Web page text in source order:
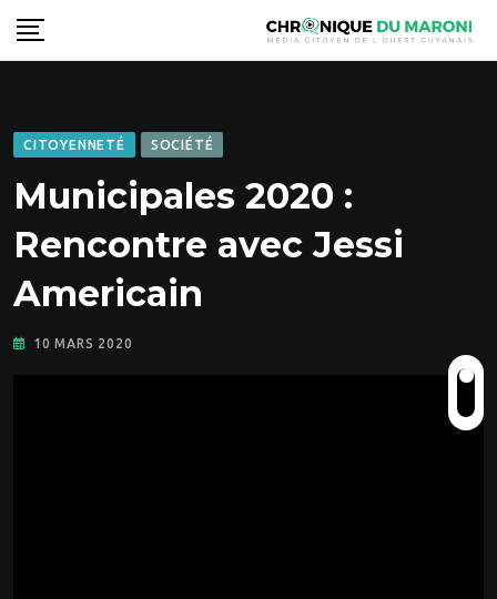
Skip
to
CITOYENNETÉ SOCIÉTÉ
Municipales 2020 :
Rencontre avec Jessi
Americain
10 MARS 2020